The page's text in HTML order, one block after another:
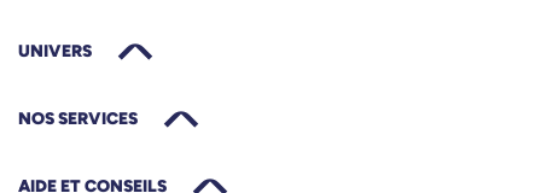
UNIVERS
NOS SERVICES
AIDE ET CONSEILS